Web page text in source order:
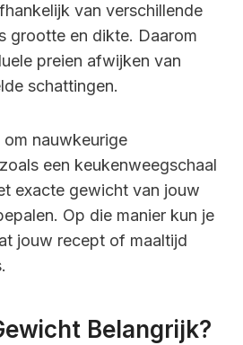
van verschillende
grootte en dikte. Daarom
preien afwijken van
schattingen.
nauwkeurige
een keukenweegschaal
exacte gewicht van jouw
Op die manier kun je
jouw recept of maaltijd
Belangrijk?